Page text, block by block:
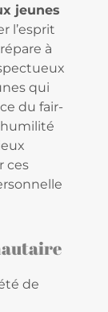
jeunes
l’esprit
à
qui
du fair-
ces
de